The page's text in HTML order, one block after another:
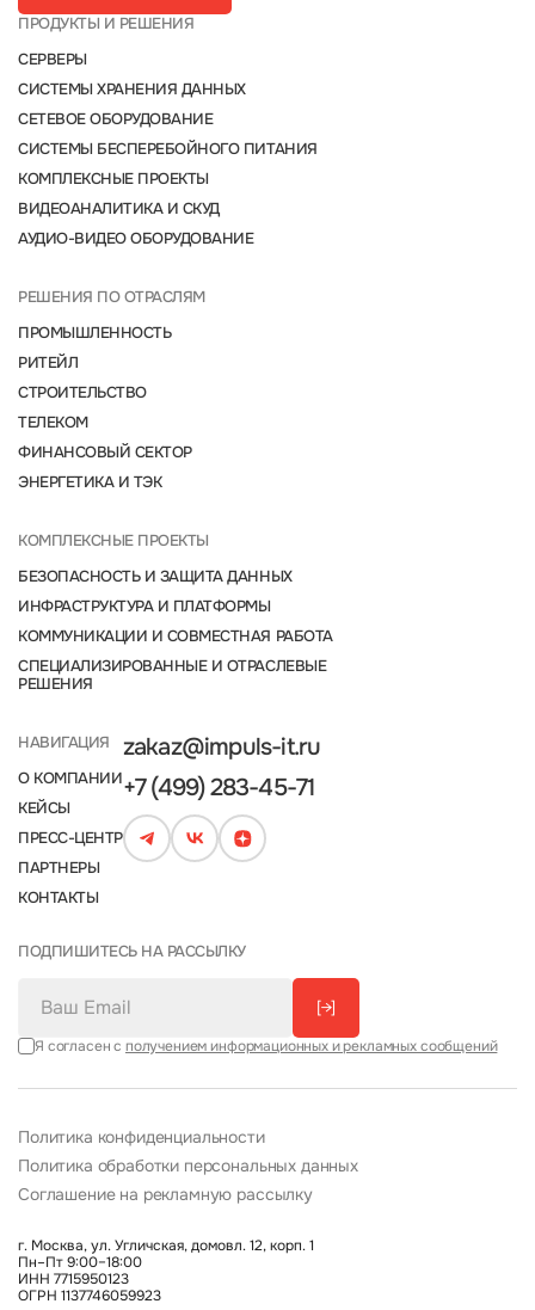
ПРОДУКТЫ И РЕШЕНИЯ
СЕРВЕРЫ
СИСТЕМЫ ХРАНЕНИЯ ДАННЫХ
СЕТЕВОЕ ОБОРУДОВАНИЕ
СИСТЕМЫ БЕСПЕРЕБОЙНОГО ПИТАНИЯ
КОМПЛЕКСНЫЕ ПРОЕКТЫ
ВИДЕОАНАЛИТИКА И СКУД
АУДИО-ВИДЕО ОБОРУДОВАНИЕ
РЕШЕНИЯ ПО ОТРАСЛЯМ
ПРОМЫШЛЕННОСТЬ
РИТЕЙЛ
СТРОИТЕЛЬСТВО
ТЕЛЕКОМ
ФИНАНСОВЫЙ СЕКТОР
ЭНЕРГЕТИКА И ТЭК
НАВИГАЦИЯ
О КОМПАНИИ
КЕЙСЫ
ПРЕСС-ЦЕНТР
ПАРТНЕРЫ
КОНТАКТЫ
zakaz@impuls-it.ru
+7 (499) 283-45-71
КОМПЛЕКСНЫЕ ПРОЕКТЫ
БЕЗОПАСНОСТЬ И ЗАЩИТА ДАННЫХ
ИНФРАСТРУКТУРА И ПЛАТФОРМЫ
КОММУНИКАЦИИ И СОВМЕСТНАЯ РАБОТА
СПЕЦИАЛИЗИРОВАННЫЕ И ОТРАСЛЕВЫЕ
РЕШЕНИЯ
ПОДПИШИТЕСЬ НА РАССЫЛКУ
[→]
Я согласен с получением информационных и рекламных сообщений
Политика конфиденциальности
Политика обработки персональных данных
Соглашение на рекламную рассылку
г. Москва, ул. Угличская, домовл. 12, корп. 1
Пн–Пт 9:00–18:00
ИНН 7715950123
ОГРН 1137746059923